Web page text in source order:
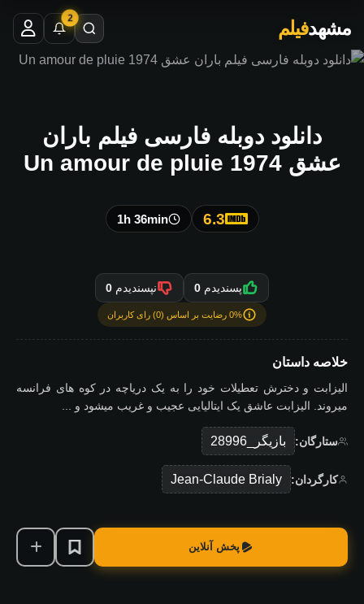
مشهدفیلم 2
دانلود دوبله فارسی فیلم باران
عشق Un amour de pluie 1974
6.3
1h 36min
پسندیدم 0 نپسندیدم 0
0% رضایت بر اساس (0) رای کاربران
خلاصه داستان
الیزابت و دخترش تعطیلات خود را به یک دریاچه در کوه های فرانسه
میروند. الیزابت عاشق یک ایتالیایی عجیب و غریب میشود و ...
ستارگان: بازیگر_28996
کارگردان: Jean-Claude Brialy
پخش آنلاین